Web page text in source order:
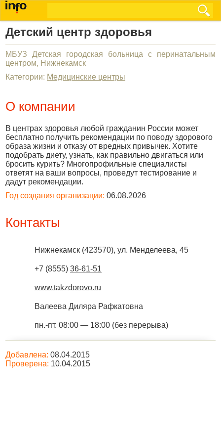
Детский центр здоровья
МБУЗ Детская городская больница с перинатальным
центром, Нижнекамск
Категории: Медицинские центры
О компании
В центрах здоровья любой гражданин России может
бесплатно получить рекомендации по поводу здорового
образа жизни и отказу от вредных привычек. Хотите
подобрать диету, узнать, как правильно двигаться или
бросить курить? Многопрофильные специалисты
ответят на ваши вопросы, проведут тестирование и
дадут рекомендации.
Год создания организации: 06.08.2026
Контакты
Нижнекамск (423570), ул. Менделеева, 45
+7 (8555) 36-61-51
www.takzdorovo.ru
Валеева Диляра Рафкатовна
пн.-пт. 08:00 — 18:00 (без перерыва)
Добавлена: 08.04.2015
Проверена: 10.04.2015